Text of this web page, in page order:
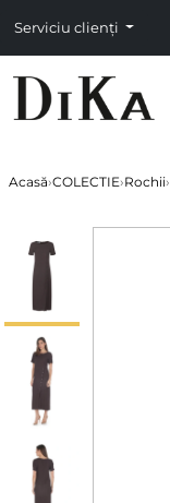
Serviciu clienți
Acasă›COLECTIE›Rochii›